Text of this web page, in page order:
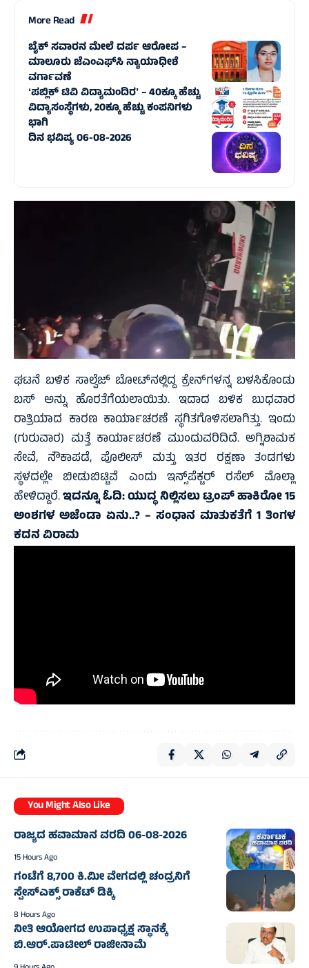
More Read
ಬೈಕ್ ಸವಾರನ ಮೇಲೆ ದರ್ಪ ಆರೋಪ –
ಮಾಲೂರು ಜೆಎಂಎಫ್‌ಸಿ ನ್ಯಾಯಾಧೀಶೆ
ವರ್ಗಾವಣೆ
ʻಪಬ್ಲಿಕ್‌ ಟಿವಿ ವಿದ್ಯಾಮಂದಿರʼ – 40ಕ್ಕೂ ಹೆಚ್ಚು
ವಿದ್ಯಾಸಂಸ್ಥೆಗಳು, 20ಕ್ಕೂ ಹೆಚ್ಚು ಕಂಪನಿಗಳು
ಭಾಗಿ
ದಿನ ಭವಿಷ್ಯ 06-08-2026
ಘಟನೆ ಬಳಿಕ ಸಾಲ್ವೆಜ್‌ ಬೋಟ್‌ನಲ್ಲಿದ್ದ ಕ್ರೇನ್‌ಗಳನ್ನ ಬಳಸಿಕೊಂಡು
ಬಸ್‌ ಅನ್ನು ಹೊರತೆಗೆಯಲಾಯಿತು. ಇದಾದ ಬಳಿಕ ಬುಧವಾರ
ರಾತ್ರಿಯಾದ ಕಾರಣ ಕಾರ್ಯಾಚರಣೆ ಸ್ಥಗಿತಗೊಳಿಸಲಾಗಿತ್ತು. ಇಂದು
(ಗುರುವಾರ) ಮತ್ತೆ ಕಾರ್ಯಾಚರಣೆ ಮುಂದುವರಿದಿದೆ. ಅಗ್ನಿಶಾಮಕ
ಸೇವೆ, ನೌಕಾಪಡೆ, ಪೊಲೀಸ್ ಮತ್ತು ಇತರ ರಕ್ಷಣಾ ತಂಡಗಳು
ಸ್ಥಳದಲ್ಲೇ ಬೀಡುಬಿಟ್ಟಿವೆ ಎಂದು ಇನ್ಸ್‌ಪೆಕ್ಟರ್ ರಸೆಲ್ ಮೊಲ್ಲಾ
ಹೇಳಿದ್ದಾರೆ.ಇದನ್ನೂ ಓದಿ:ಯುದ್ಧ ನಿಲ್ಲಿಸಲು ಟ್ರಂಪ್‌ ಹಾಕಿರೋ 15
ಅಂಶಗಳ ಅಜೆಂಡಾ ಏನು..? – ಸಂಧಾನ ಮಾತುಕತೆಗೆ 1 ತಿಂಗಳ
ಕದನ ವಿರಾಮ
You Might Also Like
ರಾಜ್ಯದ ಹವಾಮಾನ ವರದಿ 06-08-2026
15 Hours Ago
ಗಂಟೆಗೆ 8,700 ಕಿ.ಮೀ ವೇಗದಲ್ಲಿ ಚಂದ್ರನಿಗೆ
ಸ್ಪೇಸ್‌ಎಕ್ಸ್ ರಾಕೆಟ್ ಡಿಕ್ಕಿ
8 Hours Ago
ನೀತಿ ಆಯೋಗದ ಉಪಾಧ್ಯಕ್ಷ ಸ್ಥಾನಕ್ಕೆ
ಬಿ.ಆರ್.ಪಾಟೀಲ್ ರಾಜೀನಾಮೆ